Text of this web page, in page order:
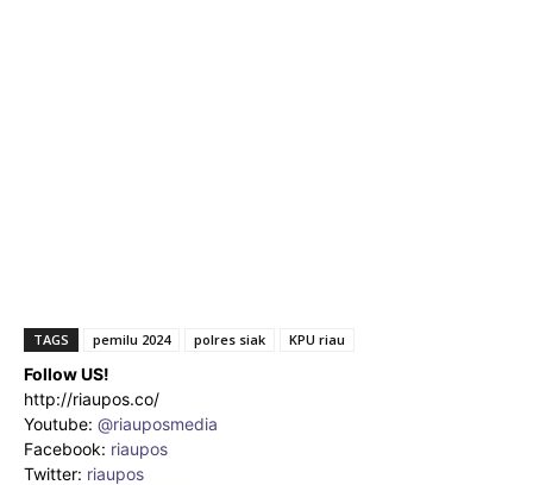
TAGS pemilu 2024 polres siak KPU riau
Follow US!
http://riaupos.co/
Youtube: @riauposmedia
Facebook: riaupos
Twitter: riaupos